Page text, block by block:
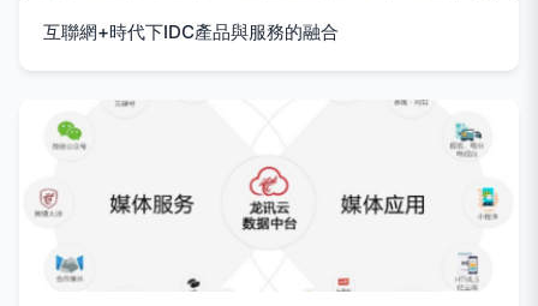
互聯網+時代下IDC產品與服務的融合